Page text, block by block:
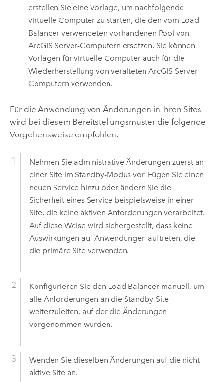
erstellen Sie eine Vorlage, um nachfolgende
virtuelle Computer zu starten, die den vom Load
Balancer verwendeten vorhandenen Pool von
ArcGIS Server-Computern ersetzen. Sie können
Vorlagen für virtuelle Computer auch für die
Wiederherstellung von veraltetenArcGIS Server-
Computern verwenden.
Für die Anwendung von Änderungen in Ihren Sites
wird bei diesem Bereitstellungsmuster die folgende
Vorgehensweise empfohlen:
Nehmen Sie administrative Änderungen zuerst an
einer Site im Standby-Modus vor. Fügen Sie einen
neuen Service hinzu oder ändern Sie die
Sicherheit eines Service beispielsweise in einer
Site, die keine aktiven Anforderungen verarbeitet.
Auf diese Weise wird sichergestellt, dass keine
Auswirkungen auf Anwendungen auftreten, die
die primäre Site verwenden.
Konfigurieren Sie den Load Balancer manuell, um
alle Anforderungen an die Standby-Site
weiterzuleiten, auf der die Änderungen
vorgenommen wurden.
Wenden Sie dieselben Änderungen auf die nicht
aktive Site an.